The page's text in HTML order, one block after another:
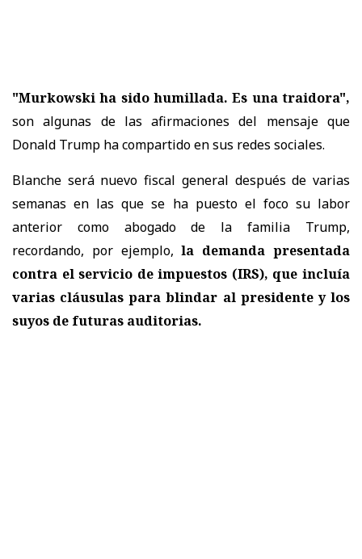
"Murkowski ha sido humillada. Es una traidora",
son algunas de las afirmaciones del mensaje que
Donald Trump ha compartido en sus redes sociales.
Blanche será nuevo fiscal general después de varias
semanas en las que se ha puesto el foco su labor
anterior como abogado de la familia Trump,
recordando, por ejemplo,la demanda presentada
contra el servicio de impuestos (IRS), que incluía
varias cláusulas para blindar al presidente y los
suyos de futuras auditorias.